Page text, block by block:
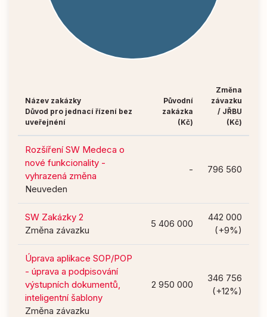
Název zakázky
Důvod pro jednací řízení bez
uveřejnéní
Původní
zakázka
(Kč)
Změna
závazku
/ JŘBU
(Kč)
Rozšíření SW Medeca o
nové funkcionality -
vyhrazená změna
Neuveden
- 796 560
SW Zakázky 2
Změna závazku
5 406 000
442 000
(+9%)
Úprava aplikace SOP/POP
- úprava a podpisování
výstupních dokumentů,
inteligentní šablony
Změna závazku
2 950 000
346 756
(+12%)